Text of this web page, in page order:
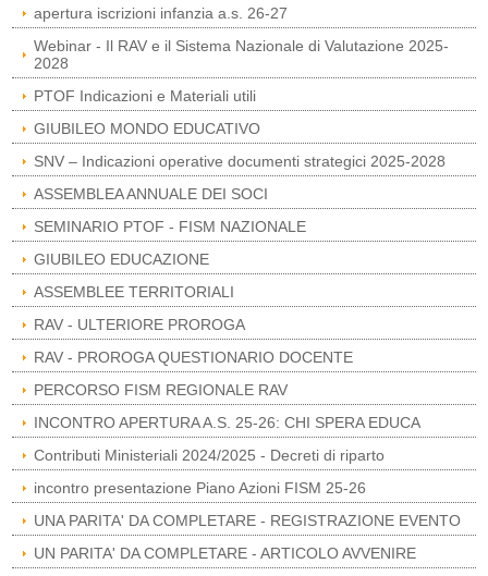
apertura iscrizioni infanzia a.s. 26-27
Webinar - Il RAV e il Sistema Nazionale di Valutazione 2025-
2028
PTOF Indicazioni e Materiali utili
GIUBILEO MONDO EDUCATIVO
SNV – Indicazioni operative documenti strategici 2025-2028
ASSEMBLEA ANNUALE DEI SOCI
SEMINARIO PTOF - FISM NAZIONALE
GIUBILEO EDUCAZIONE
ASSEMBLEE TERRITORIALI
RAV - ULTERIORE PROROGA
RAV - PROROGA QUESTIONARIO DOCENTE
PERCORSO FISM REGIONALE RAV
INCONTRO APERTURA A.S. 25-26: CHI SPERA EDUCA
Contributi Ministeriali 2024/2025 - Decreti di riparto
incontro presentazione Piano Azioni FISM 25-26
UNA PARITA' DA COMPLETARE - REGISTRAZIONE EVENTO
UN PARITA' DA COMPLETARE - ARTICOLO AVVENIRE